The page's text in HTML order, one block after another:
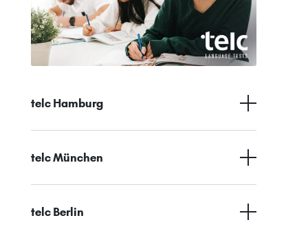
telc Hamburg
telc München
telc Berlin